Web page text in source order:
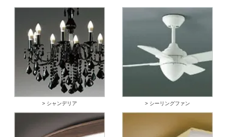
> シャンデリア > シーリングファン